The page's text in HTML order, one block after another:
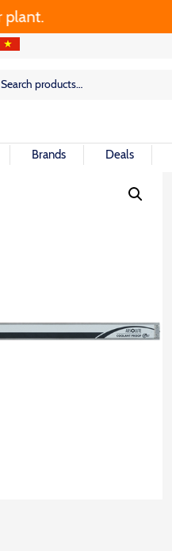
Search
Search
Brands Deals